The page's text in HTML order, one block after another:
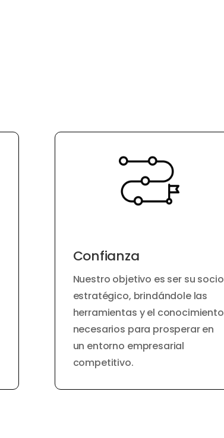
Confianza
Nuestro objetivo es ser su socio
estratégico, brindándole las
herramientas y el conocimiento
necesarios para prosperar en
un entorno empresarial
competitivo.